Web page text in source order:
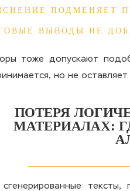
ПОДМЕНЯЕТ
ВЫВОДЫ НЕ
тоже допускают
но не
ПОТЕРЯ
МАТЕРИАЛАХ: